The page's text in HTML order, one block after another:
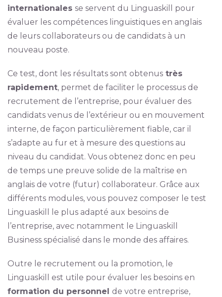
internationales se servent du Linguaskill pour
évaluer les compétences linguistiques en anglais
de leurs collaborateurs ou de candidats à un
nouveau poste.
Ce test, dont les résultats sont obtenustrès
rapidement, permet de faciliter le processus de
recrutement de l’entreprise, pour évaluer des
candidats venus de l’extérieur ou en mouvement
interne, de façon particulièrement fiable, car il
s’adapte au fur et à mesure des questions au
niveau du candidat. Vous obtenez donc en peu
de temps une preuve solide de la maîtrise en
anglais de votre (futur) collaborateur. Grâce aux
différents modules, vous pouvez composer le test
Linguaskill le plus adapté aux besoins de
l’entreprise, avec notamment le Linguaskill
Business spécialisé dans le monde des affaires.
Outre le recrutement ou la promotion, le
Linguaskill est utile pour évaluer les besoins en
formation du personnel de votre entreprise,